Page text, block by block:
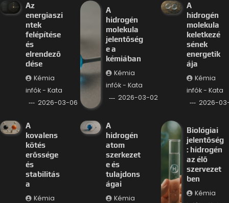
Az
energiaszi
ntek
felépítése
és
elrendező
dése
Kémia
infók - Kata
2026-03-06
A
hidrogén
molekula
jelentőség
e a
kémiában
Kémia
infók - Kata
2026-03-02
A
hidrogén
molekula
keletkezé
sének
energetik
ája
Kémia
infók - Kata
2026-
A
kovalens
kötés
erőssége
és
stabilitás
a
Kémia
A
hidrogén
atom
szerkezet
e és
tulajdons
ágai
Kémia
Biológiai
jelentőség
: hidrogén
az élő
szervezet
ben
Kémia